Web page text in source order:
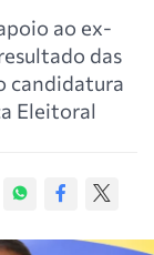
ao ex-
das
candidatura
Eleitoral